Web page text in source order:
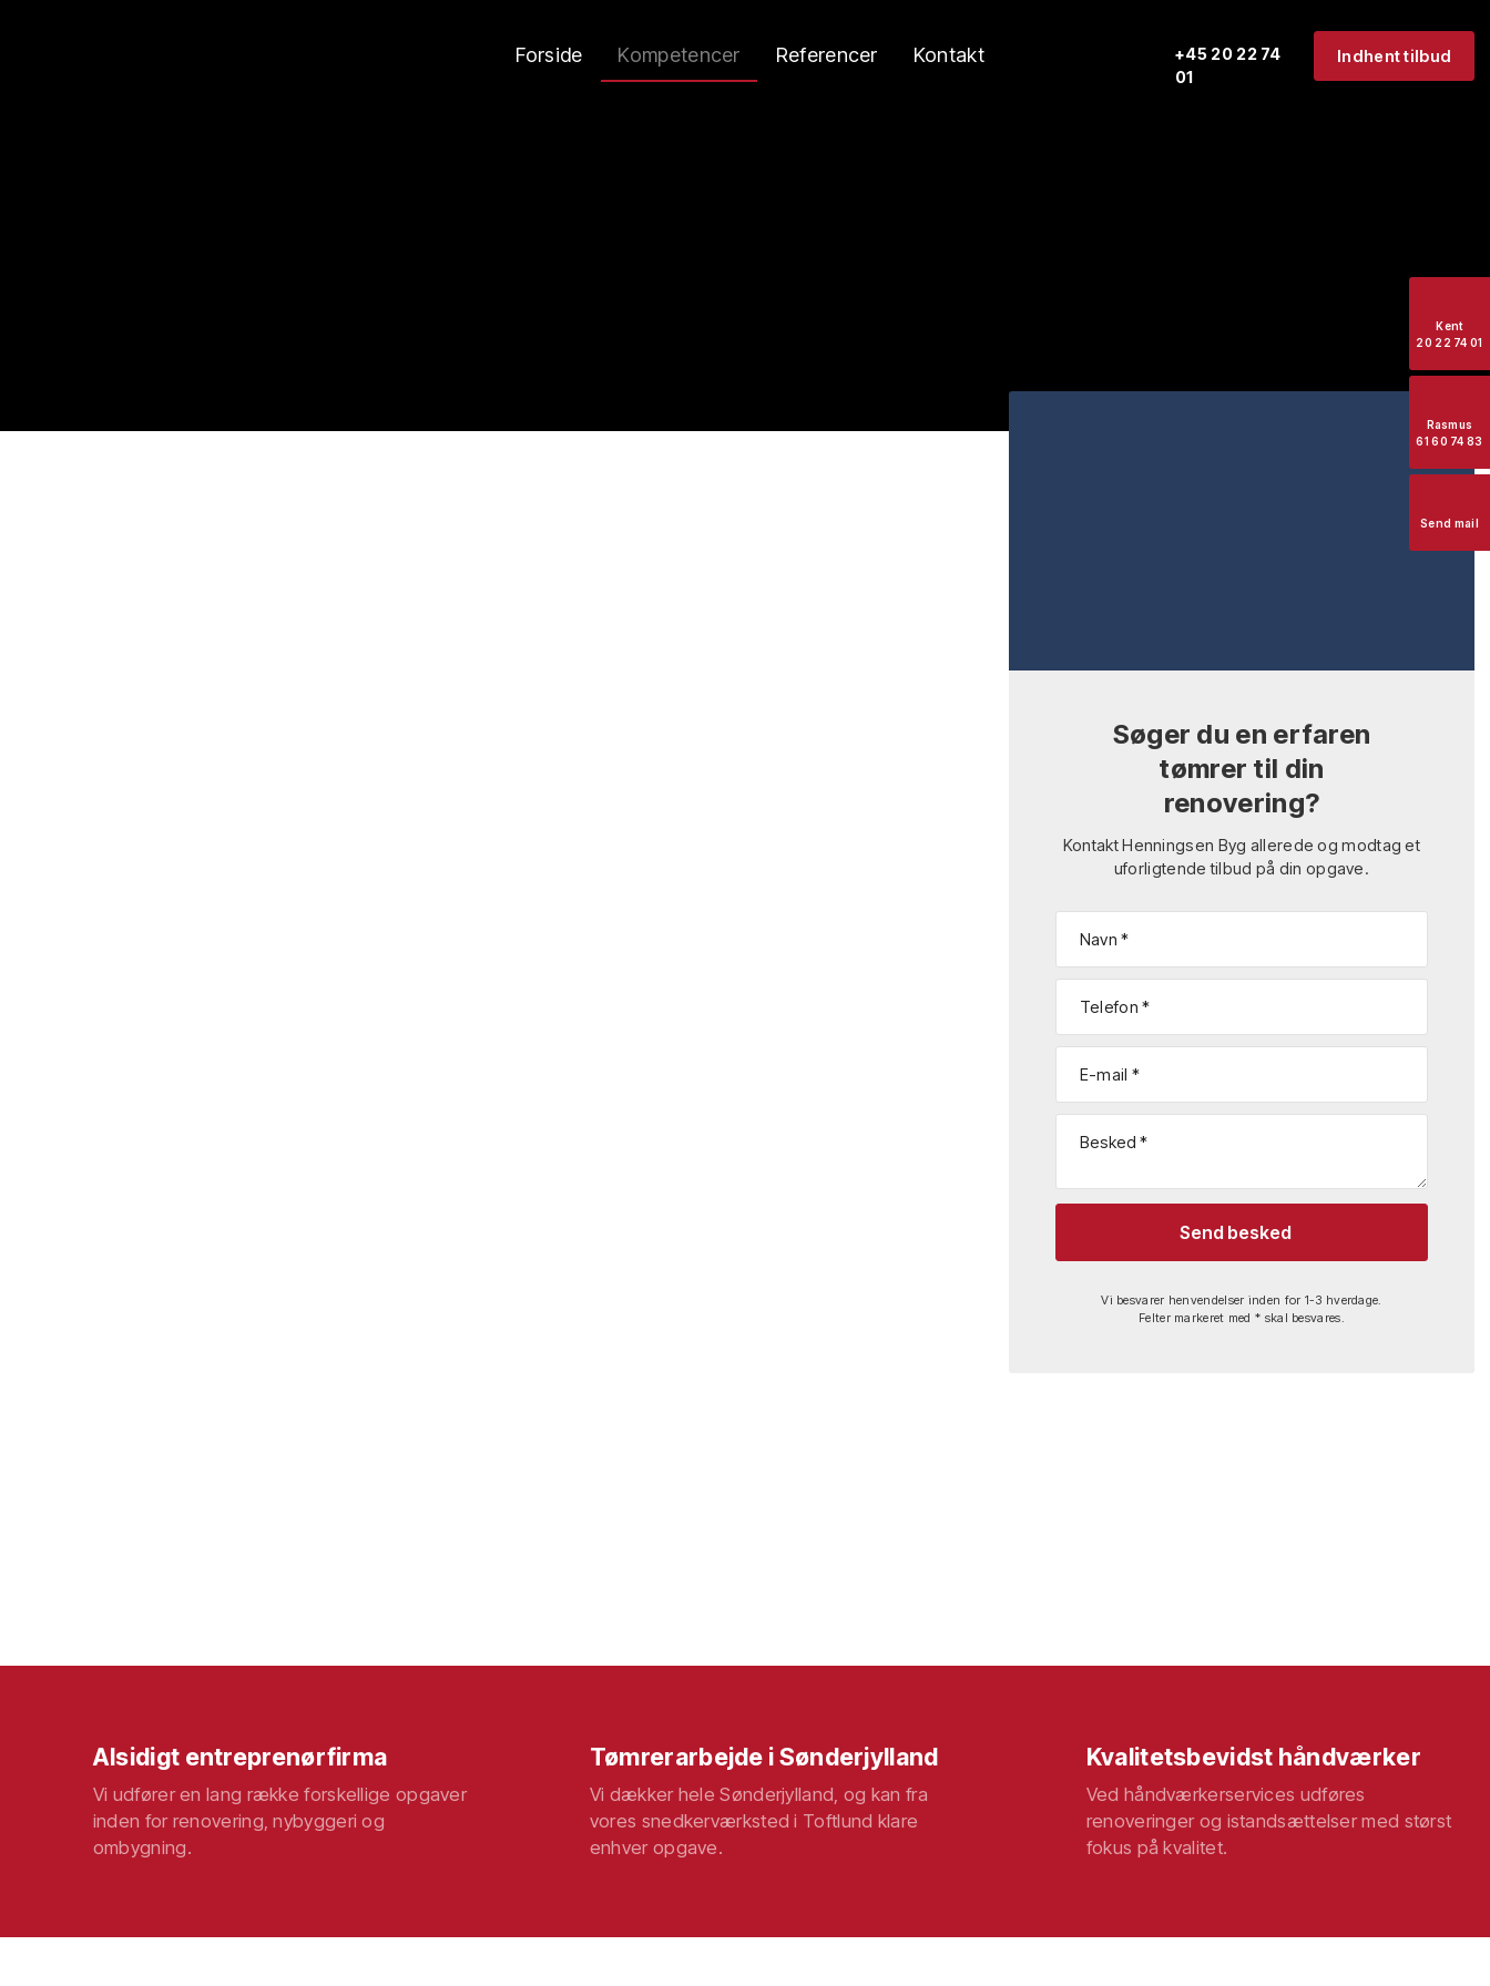
Kent
20 22 74 01
Rasmus
61 60 74 83
Send mail
Forside Kompetencer Referencer Kontakt
+45 20 22 74
01
Indhent tilbud
Søger du en erfaren
tømrer til din
renovering?
Kontakt Henningsen Byg allerede og modtag et
uforligtende tilbud på din opgave.
Vi besvarer henvendelser inden for 1-3 hverdage.
Felter markeret med * skal besvares.
Alsidigt entreprenørfirma
Vi udfører en lang række forskellige opgaver
inden for renovering, nybyggeri og
ombygning.
Tømrerarbejde i Sønderjylland
Vi dækker hele Sønderjylland, og kan fra
vores snedkerværksted i Toftlund klare
enhver opgave.
Kvalitetsbevidst håndværker
Ved håndværkerservices udføres
renoveringer og istandsættelser med størst
fokus på kvalitet.